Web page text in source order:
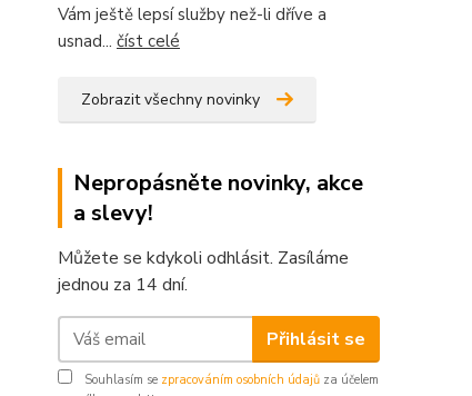
Vám ještě lepsí služby než-li dříve a
usnad... číst celé
Zobrazit všechny novinky
Nepropásněte novinky, akce
a slevy!
Můžete se kdykoli odhlásit. Zasíláme
jednou za 14 dní.
Přihlásit se
Souhlasím se zpracováním osobních údajů za účelem